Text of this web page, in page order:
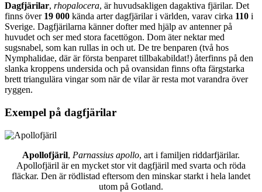
Dagfjärilar, rhopalocera, är huvudsakligen dagaktiva fjärilar. Det
finns över 19 000 kända arter dagfjärilar i världen, varav cirka 110 i
Sverige. Dagfjärilarna känner dofter med hjälp av antenner på
huvudet och ser med stora facettögon. Dom äter nektar med
sugsnabel, som kan rullas in och ut. De tre benparen (två hos
Nymphalidae, där är första benparet tillbakabildat!) återfinns på den
slanka kroppens undersida och på ovansidan finns ofta färgstarka
brett triangulära vingar som när de vilar är resta mot varandra över
ryggen.
Exempel på dagfjärilar
Apollofjäril, Parnassius apollo, art i familjen riddarfjärilar.
Apollofjäril är en mycket stor vit dagfjäril med svarta och röda
fläckar. Den är rödlistad eftersom den minskar starkt i hela landet
utom på Gotland.